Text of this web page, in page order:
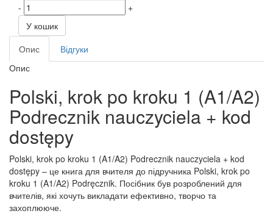
-
+
У кошик
Опис
Відгуки
Опис
Polski, krok po kroku 1 (A1/A2)
Podrecznik nauczyciela + kod
dostępy
Polski, krok po kroku 1 (A1/A2) Podrecznik nauczyciela + kod
dostępy – це книга для вчителя до підручника Polski, krok po
kroku 1 (A1/A2) Podręcznik. Посібник був розроблений для
вчителів, які хочуть викладати ефективно, творчо та
захоплююче.